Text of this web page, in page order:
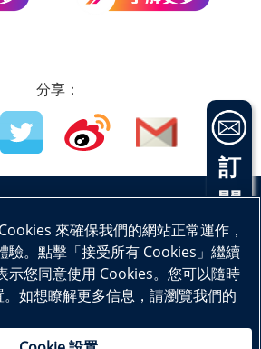
分享：
語文 數學 | 科學 | 物理 | 生物
地理 | 幼兒教育 |
社﹝中國﹞有限公司所有
訂
閱
電
子
通
訊
來確保我們的網站正常運作，
驗。點擊「接受所有 Cookies」繼續
示您同意使用 Cookies。您可以隨時
如想瞭解更多信息，請瀏覽我們的